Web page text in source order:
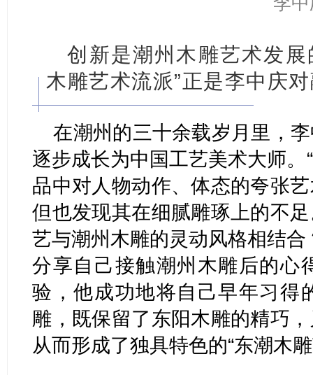
创新是潮州木雕艺术发
木雕艺术流派”正是李中庆
在潮州的三十余载岁月里，
逐步成长为中国工艺美术大师
品中对人物动作、体态的夸张
但也发现其在细腻雕琢上的不
艺与潮州木雕的灵动风格相结
分享自己接触潮州木雕后的心
验，他成功地将自己早年习得
雕，既保留了东阳木雕的精巧
从而形成了独具特色的“东潮木